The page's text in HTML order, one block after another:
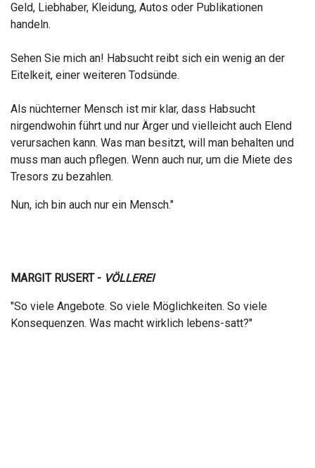
Geld, Liebhaber, Kleidung, Autos oder Publikationen
handeln.
Sehen Sie mich an! Habsucht reibt sich ein wenig an der
Eitelkeit, einer weiteren Todsünde.
Als nüchterner Mensch ist mir klar, dass Habsucht
nirgendwohin führt und nur Ärger und vielleicht auch Elend
verursachen kann. Was man besitzt, will man behalten und
muss man auch pflegen. Wenn auch nur, um die Miete des
Tresors zu bezahlen.
Nun, ich bin auch nur ein Mensch."
MARGIT RUSERT - VÖLLEREI
"So viele Angebote. So viele Möglichkeiten. So viele
Konsequenzen. Was macht wirklich lebens-satt?"